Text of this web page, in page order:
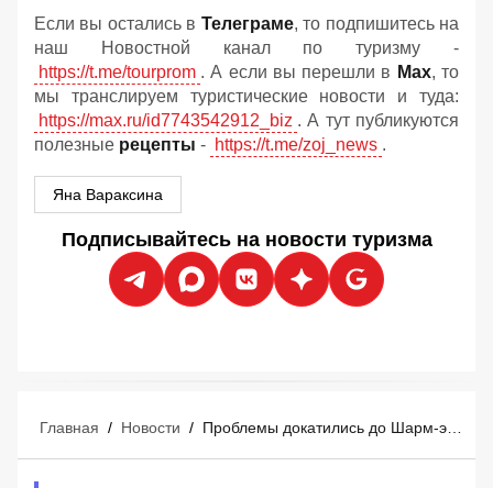
Если вы остались в Телеграме, то подпишитесь на
наш Новостной канал по туризму -
https://t.me/tourprom . А если вы перешли в Мах, то
мы транслируем туристические новости и туда:
https://max.ru/id7743542912_biz . А тут публикуются
полезные рецепты - https://t.me/zoj_news .
Яна Вараксина
Подписывайтесь на новости туризма
Главная / Новости / Проблемы докатились до Шарм-эль-Шейха: в отелях начался жёсткий овербукинг